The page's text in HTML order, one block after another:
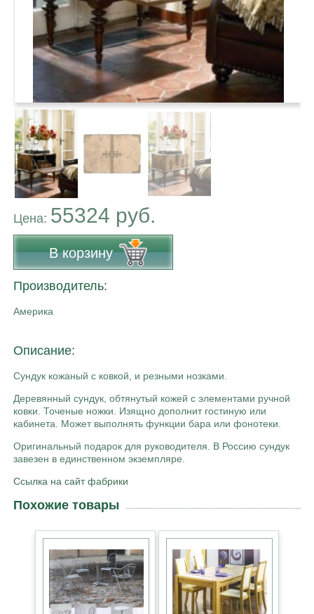
Цена: 55324 руб.
В корзину
Производитель:
Америка
Описание:
Сундук кожаный с ковкой, и резными нозками.
Деревянный сундук, обтянутый кожей с элементами ручной
ковки. Точеные ножки. Изящно дополнит гостиную или
кабинета. Может выполнять функции бара или фонотеки.
Оригинальный подарок для руководителя. В Россию сундук
завезен в единственном экземпляре.
Ссылка на сайт фабрики
Похожие товары